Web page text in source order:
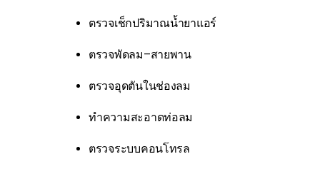
ตรวจเช็กปริมาณน้ำยาแอร์
ตรวจพัดลม–สายพาน
ตรวจอุดตันในช่องลม
ทำความสะอาดท่อลม
ตรวจระบบคอนโทรล